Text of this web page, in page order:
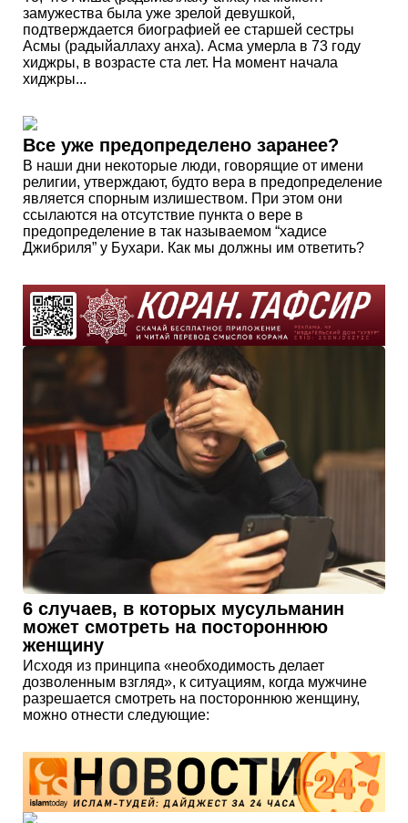
замужества была уже зрелой девушкой,
подтверждается биографией ее старшей сестры
Асмы (радыйаллаху анха). Асма умерла в 73 году
хиджры, в возрасте ста лет. На момент начала
хиджры...
Все уже предопределено заранее?
В наши дни некоторые люди, говорящие от имени
религии, утверждают, будто вера в предопределение
является спорным излишеством. При этом они
ссылаются на отсутствие пункта о вере в
предопределение в так называемом “хадисе
Джибриля” у Бухари. Как мы должны им ответить?
6 случаев, в которых мусульманин
может смотреть на постороннюю
женщину
Исходя из принципа «необходимость делает
дозволенным взгляд», к ситуациям, когда мужчине
разрешается смотреть на постороннюю женщину,
можно отнести следующие: